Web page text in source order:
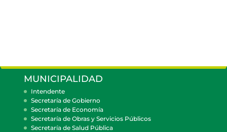
MUNICIPALIDAD
Intendente
Secretaría de Gobierno
Secretaría de Economía
Secretaría de Obras y Servicios Públicos
Secretaría de Salud Pública